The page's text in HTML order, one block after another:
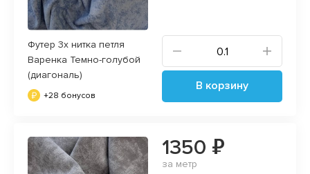
Футер 3х нитка петля
Варенка Темно-голубой
(диагональ)
+28 бонусов
В корзину
1350 ₽
за метр